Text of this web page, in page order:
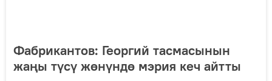
Фабрикантов: Георгий тасмасынын
жаңы түсү жөнүндө мэрия кеч айтты